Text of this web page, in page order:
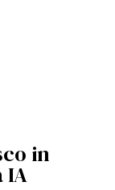
in
IA